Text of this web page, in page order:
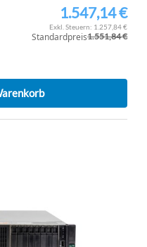
Sonderpreis1.547,14 €
1.257,84 €
Standardpreis1.551,84 €